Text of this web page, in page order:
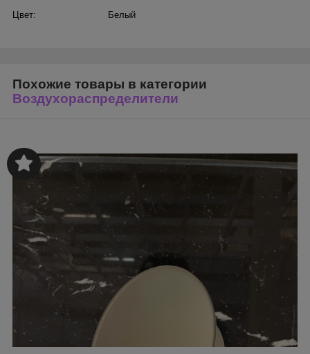
Цвет: Белый
Похожие товары в категории
Воздухораспределители